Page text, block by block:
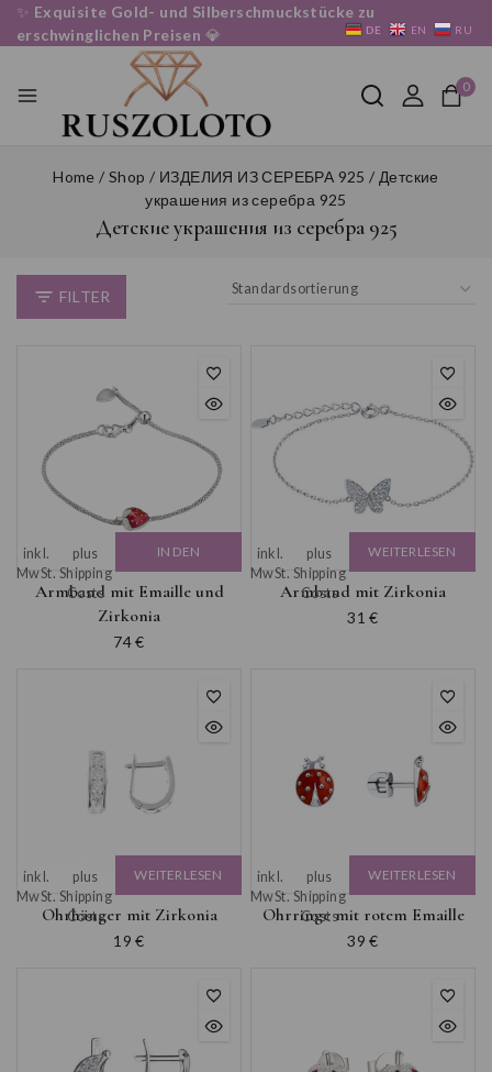
Skip
✨ Exquisite Gold- und Silberschmuckstücke zu
erschwinglichen Preisen 💎
0
Home / Shop / ИЗДЕЛИЯ ИЗ СЕРЕБРА 925 / Детские
украшения из серебра 925
Детские украшения из серебра 925
FILTER
Armband mit Emaille und
Zirkonia
74€
inkl.
MwSt.
plus
Shipping
Costs
IN DEN
Armband mit Zirkonia
31€
inkl.
MwSt.
plus
Shipping
Costs
WEITERLESEN
Ohrhänger mit Zirkonia
19€
inkl.
MwSt.
plus
Shipping
Costs
WEITERLESEN
Ohrringe mit rotem Emaille
39€
inkl.
MwSt.
plus
Shipping
Costs
WEITERLESEN
DE EN RU